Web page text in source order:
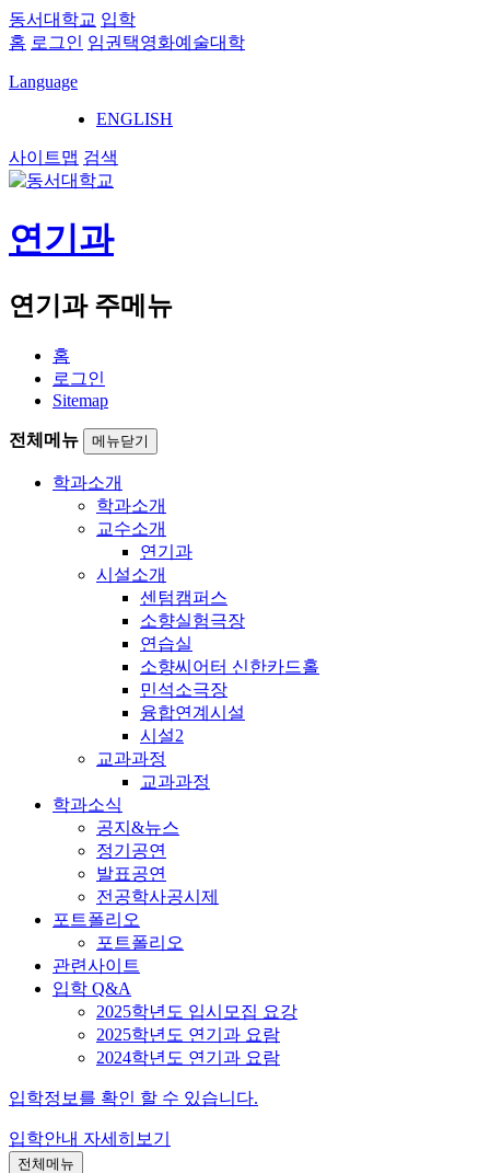
동서대학교 입학
홈 로그인 임권택영화예술대학
Language
ENGLISH
사이트맵 검색
연기과
연기과 주메뉴
홈
로그인
Sitemap
전체메뉴 메뉴닫기
학과소개
학과소개
교수소개
연기과
시설소개
센텀캠퍼스
소향실험극장
연습실
소향씨어터 신한카드홀
민석소극장
융합연계시설
시설2
교과과정
교과과정
학과소식
공지&뉴스
정기공연
발표공연
전공학사공시제
포트폴리오
포트폴리오
관련사이트
입학 Q&A
2025학년도 입시모집 요강
2025학년도 연기과 요람
2024학년도 연기과 요람
입학정보를 확인 할 수 있습니다.
입학안내 자세히보기
전체메뉴